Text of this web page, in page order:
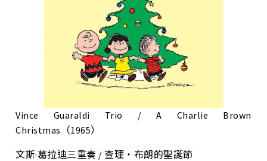
Vince Guaraldi Trio / A Charlie Brown
Christmas（1965）
文斯·葛拉迪三重奏 / 查理‧布朗的聖誕節